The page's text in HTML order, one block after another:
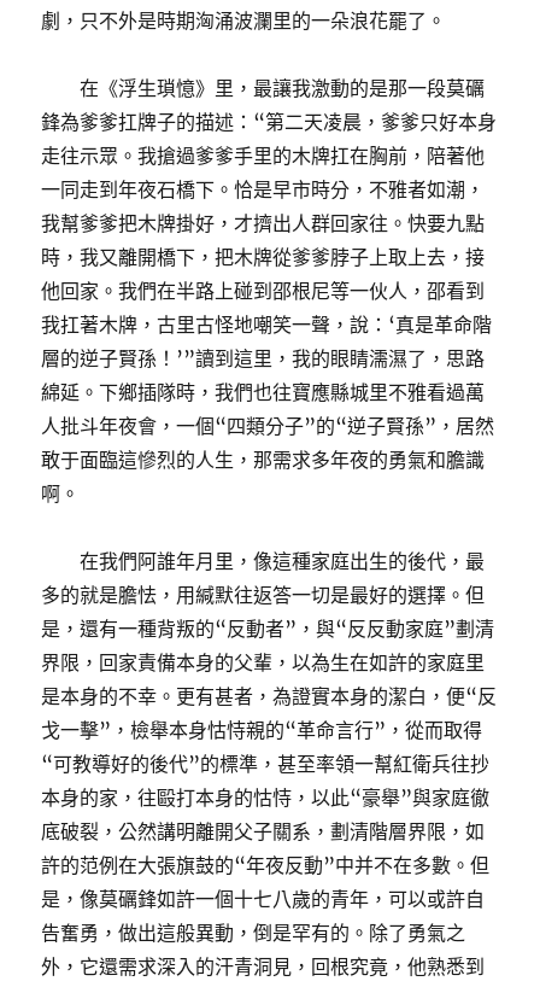
劇，只不外是時期洶涌波瀾里的一朵浪花罷了。
在《浮生瑣憶》里，最讓我激動的是那一段莫礪
鋒為爹爹扛牌子的描述：“第二天凌晨，爹爹只好本身
走往示眾。我搶過爹爹手里的木牌扛在胸前，陪著他
一同走到年夜石橋下。恰是早市時分，不雅者如潮，
我幫爹爹把木牌掛好，才擠出人群回家往。快要九點
時，我又離開橋下，把木牌從爹爹脖子上取上去，接
他回家。我們在半路上碰到邵根尼等一伙人，邵看到
我扛著木牌，古里古怪地嘲笑一聲，說：‘真是革命階
層的逆子賢孫！’”讀到這里，我的眼睛濡濕了，思路
綿延。下鄉插隊時，我們也往寶應縣城里不雅看過萬
人批斗年夜會，一個“四類分子”的“逆子賢孫”，居然
敢于面臨這慘烈的人生，那需求多年夜的勇氣和膽識
啊。
在我們阿誰年月里，像這種家庭出生的後代，最
多的就是膽怯，用緘默往返答一切是最好的選擇。但
是，還有一種背叛的“反動者”，與“反反動家庭”劃清
界限，回家責備本身的父輩，以為生在如許的家庭里
是本身的不幸。更有甚者，為證實本身的潔白，便“反
戈一擊”，檢舉本身怙恃親的“革命言行”，從而取得
“可教導好的後代”的標準，甚至率領一幫紅衛兵往抄
本身的家，往毆打本身的怙恃，以此“豪舉”與家庭徹
底破裂，公然講明離開父子關系，劃清階層界限，如
許的范例在大張旗鼓的“年夜反動”中并不在多數。但
是，像莫礪鋒如許一個十七八歲的青年，可以或許自
告奮勇，做出這般異動，倒是罕有的。除了勇氣之
外，它還需求深入的汗青洞見，回根究竟，他熟悉到